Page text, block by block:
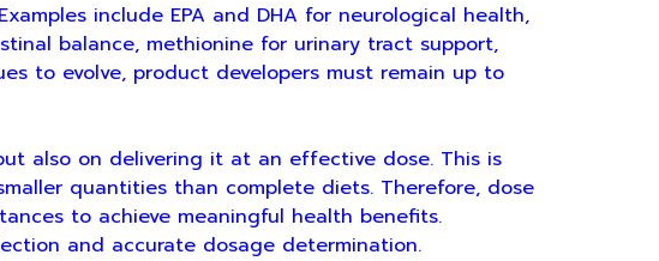
include EPA and DHA for neurological health,
balance, methionine for urinary tract support,
to evolve, product developers must remain up to
on delivering it at an effective dose. This is
quantities than complete diets. Therefore, dose
to achieve meaningful health benefits.
and accurate dosage determination.